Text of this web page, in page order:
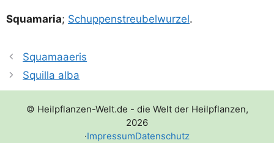
Squa­ma­ria; Schup­pen­streu­bel­wur­zel.
Squamaaeris
Squilla alba
© Heilpflanzen-Welt.de - die Welt der Heilpflanzen,
2026
·ImpressumDatenschutz